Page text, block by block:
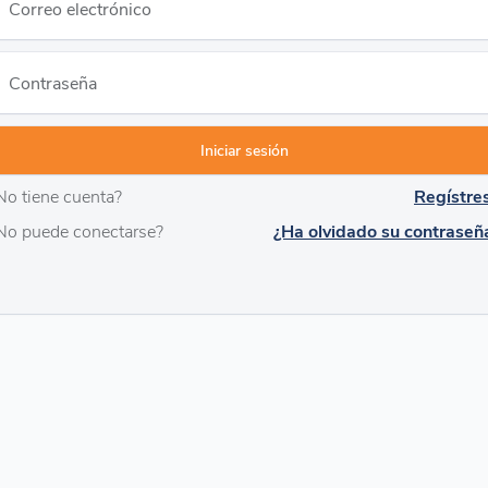
Correo electrónico
Contraseña
tiene cuenta?
puede conectarse?
¿Ha olvidado su